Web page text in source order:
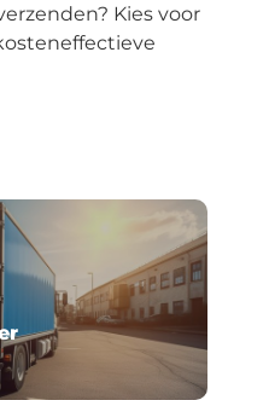
Kies voor